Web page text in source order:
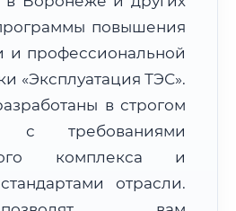
повышения
и профессиональной
«Эксплуатация ТЭС».
в строгом
с требованиями
комплекса и
отрасли.